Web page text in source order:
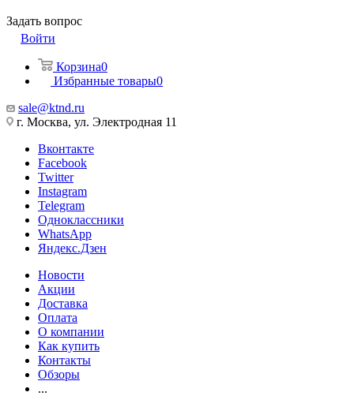
Задать вопрос
Войти
Корзина0
Избранные товары0
sale@ktnd.ru
г. Москва, ул. Электродная 11
Вконтакте
Facebook
Twitter
Instagram
Telegram
Одноклассники
WhatsApp
Яндекс.Дзен
Новости
Акции
Доставка
Оплата
О компании
Как купить
Контакты
Обзоры
...